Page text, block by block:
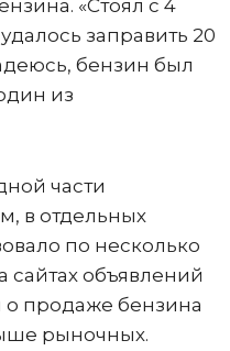
«Стоял с 4
заправить 20
бензин был
из
части
в отдельных
по несколько
сайтах объявлений
продаже бензина
рыночных.